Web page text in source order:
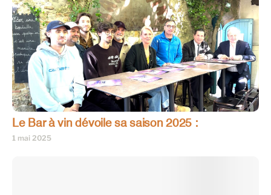
Le Bar à vin dévoile sa saison 2025 :
1 mai 2025